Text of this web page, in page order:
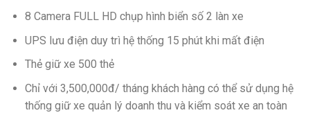
8 Camera FULL HD chụp hình biển số 2 làn xe
UPS lưu điện duy trì hệ thống 15 phút khi mất điện
Thẻ giữ xe 500 thẻ
Chỉ với 3,500,000đ/ tháng khách hàng có thể sử dụng hệ
thống giữ xe quản lý doanh thu và kiểm soát xe an toàn